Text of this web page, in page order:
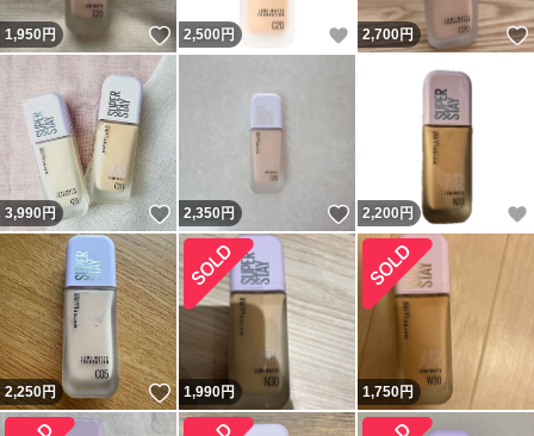
1,950円 いいね！
2,500 円 いいね！
2,700円
3,990円 いいね！
2,350円 いいね！
2,200 円
2,250円 いいね！
1,990円 1,750円